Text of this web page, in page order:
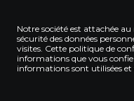
Notre société est attachée au
sécurité des données
visites. Cette politique de
informations que vous
informations sont utilisées